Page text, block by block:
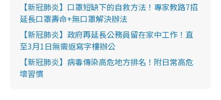
【新冠肺炎】口罩短缺下的自救方法！專家教路7招
延長口罩壽命+無口罩解決辦法
【新冠肺炎】政府再延長公務員留在家中工作！直
至3月1日無需返寫字樓辦公
【新冠肺炎】病毒傳染高危地方排名！附日常高危
壞習慣